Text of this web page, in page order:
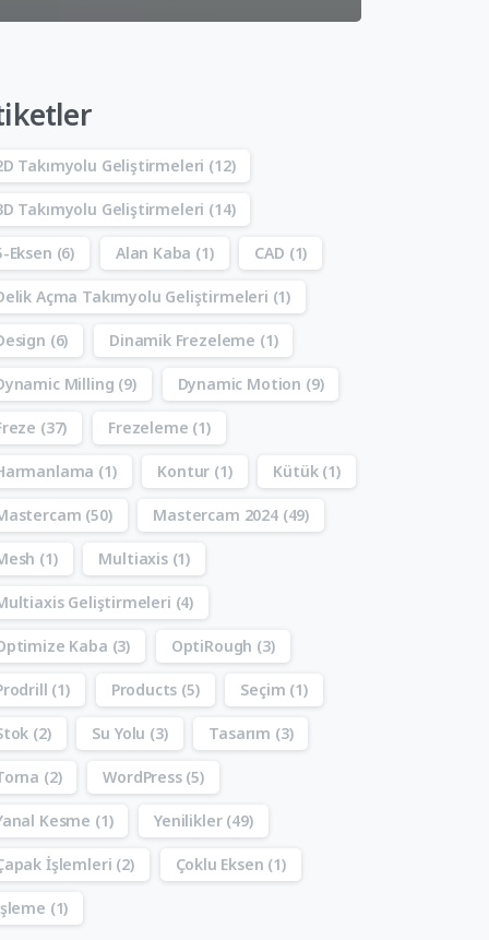
Takımyolu Geliştirmeleri (12)
Takımyolu Geliştirmeleri (14)
Eksen (6) Alan Kaba (1) CAD (1)
Açma Takımyolu Geliştirmeleri (1)
(6) Dinamik Frezeleme (1)
Milling (9) Dynamic Motion (9)
(37) Frezeleme (1)
(1) Kontur (1) Kütük(1)
(50) Mastercam 2024(49)
(1) Multiaxis(1)
Geliştirmeleri (4)
Kaba (3) OptiRough (3)
(1) Products (5) Seçim (1)
(2) Su Yolu (3) Tasarım (3)
(2) WordPress(5)
Kesme (1) Yenilikler(49)
İşlemleri (2) Çoklu Eksen (1)
(1)